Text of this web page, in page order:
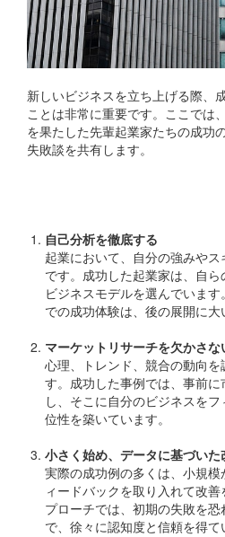
新しいビジネスを立ち上げる際、
ことは非常に重要です。ここでは
を果たした先輩起業家たちの成功
失敗談を共有します。
自己分析を徹底する
起業において、自分の強みや
です。成功した起業家は、自
ビジネスモデルを選んでいま
での成功体験は、後の展開に大
マーケットリサーチを欠かさな
心理、トレンド、競合の動向
す。成功した事例では、事前
し、そこに自分のビジネスを
位性を築いています。
小さく始め、データに基づいた
実際の成功例の多くは、小規
ィードバックを取り入れて改
プローチでは、初期の失敗を
で、徐々に認知度と信頼を得て